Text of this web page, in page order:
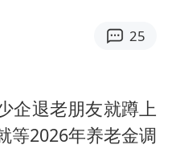
无缘横滨赛决赛
大部迎大暴雨
馆》 冲奖
25
企退老朋友就蹲上
等2026年养老金调